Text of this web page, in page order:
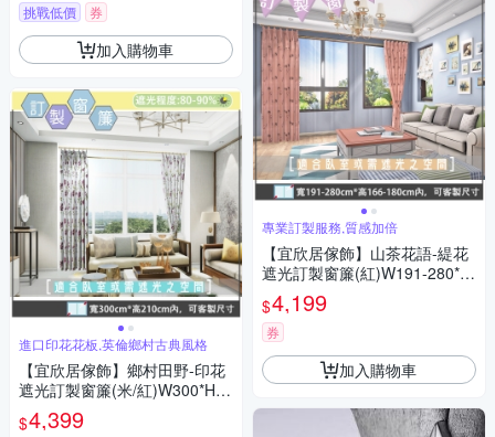
挑戰低價 券
加入購物車
進口印花花板,英倫鄉村古典風格
【宜欣居傢飾】鄉村田野-印花
遮光訂製窗簾(米/紅)W300*H21
0cm以內*2片/半腰/台灣製
$4,399
專業訂製服務,質感加倍
【宜欣居傢飾】山茶花語-緹花
遮光訂製窗簾(紅)W191-280*H
166-180cm以內
$4,199
券
加入購物車